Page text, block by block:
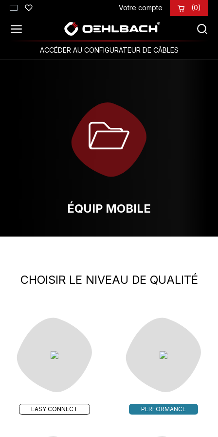
Passer au contenu principal Votre compte (0)
ACCÉDER AU CONFIGURATEUR DE CÂBLES
ÉQUIP MOBILE
CHOISIR LE NIVEAU DE QUALITÉ
EASY CONNECT PERFORMANCE